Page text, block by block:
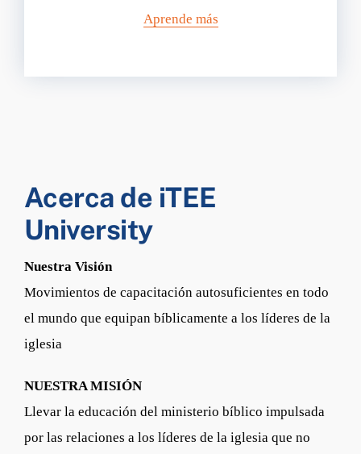
Aprende más
Acerca de iTEE
University
Nuestra Visión
Movimientos de capacitación autosuficientes en todo
el mundo que equipan bíblicamente a los líderes de la
iglesia
NUESTRA MISIÓN
Llevar la educación del ministerio bíblico impulsada
por las relaciones a los líderes de la iglesia que no